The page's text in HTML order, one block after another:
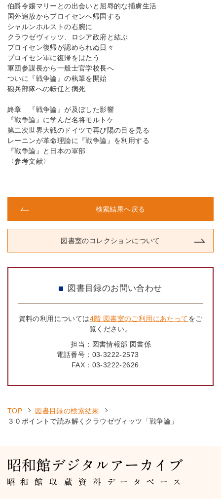
伯爵令嬢マリーとの出会いと屈辱的な捕虜生活
国外追放からプロイセンへ帰国する
シャルンホルストの右腕に
クラウゼヴィッツ、ロシア政府と結ぶ
プロイセン復帰が認められぬ日々
プロイセン軍に復帰をはたう
軍団参謀長から一般士官学校長へ
ついに『戦争論』の執筆を開始
砲兵部隊への転任と病死
終章 『戦争論』が及ぼした影響
『戦争論』に学んだ名将モルトケ
第二次世界大戦のドイツで再び陽の目を見る
レーニンが革命理論に『戦争論』を利用する
『戦争論』と日本の軍部
〈参考文献〉
検索結果へ戻る
図書室のコレクションについて
図書目録のお問い合わせ
資料の利用については4階 図書室のご利用にあたってをご
覧ください。
担当： 図書情報部 図書係
電話番号： 03-3222-2573
FAX： 03-3222-2626
TOP
図書目録の検索結果
３０ポイントで読み解くクラウゼヴィッツ「戦争論」